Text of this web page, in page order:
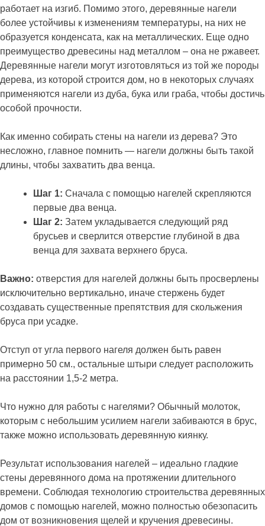
работает на изгиб. Помимо этого, деревянные нагели
более устойчивы к изменениям температуры, на них не
образуется конденсата, как на металлических. Еще одно
преимущество древесины над металлом – она не ржавеет.
Деревянные нагели могут изготовляться из той же породы
дерева, из которой строится дом, но в некоторых случаях
применяются нагели из дуба, бука или граба, чтобы достичь
особой прочности.
Как именно собирать стены на нагели из дерева? Это
несложно, главное помнить — нагели должны быть такой
длины, чтобы захватить два венца.
Шаг 1: Сначала с помощью нагелей скрепляются
первые два венца.
Шаг 2: Затем укладывается следующий ряд
брусьев и сверлится отверстие глубиной в два
венца для захвата верхнего бруса.
Важно: отверстия для нагелей должны быть просверлены
исключительно вертикально, иначе стержень будет
создавать существенные препятствия для скольжения
бруса при усадке.
Отступ от угла первого нагеля должен быть равен
примерно 50 см., остальные штыри следует расположить
на расстоянии 1,5-2 метра.
Что нужно для работы с нагелями? Обычный молоток,
которым с небольшим усилием нагели забиваются в брус,
также можно использовать деревянную киянку.
Результат использования нагелей – идеально гладкие
стены деревянного дома на протяжении длительного
времени. Соблюдая технологию строительства деревянных
домов с помощью нагелей, можно полностью обезопасить
дом от возникновения щелей и кручения древесины.